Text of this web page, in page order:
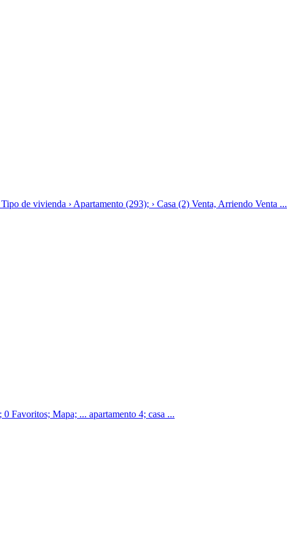
de vivienda › Apartamento (293); › Casa (2) Venta, Arriendo Venta ...
Favoritos; Mapa; ... apartamento 4; casa ...